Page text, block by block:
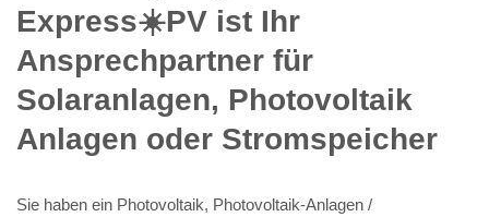
Express☀️PV️ ist Ihr
Ansprechpartner für
Solaranlagen, Photovoltaik
Anlagen oder Stromspeicher
Sie haben ein Photovoltaik, Photovoltaik-Anlagen /